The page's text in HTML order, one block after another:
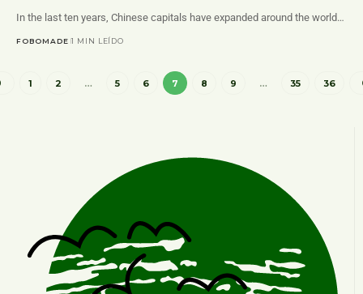
In the last ten years, Chinese capitals have expanded around the world…
FOBOMADE 1 MIN LEÍDO
1 2 … 5 6 7 8 9 … 35 36